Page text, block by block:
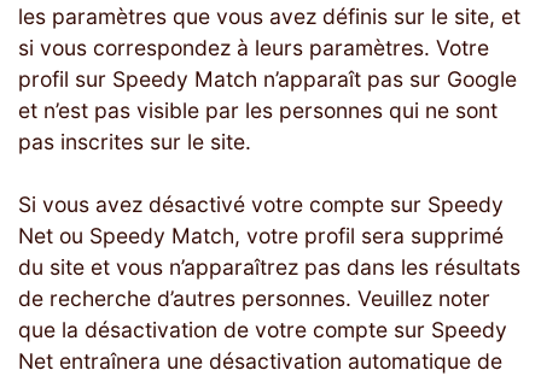
les paramètres que vous avez définis sur le site, et
si vous correspondez à leurs paramètres. Votre
profil sur Speedy Match n’apparaît pas sur Google
et n’est pas visible par les personnes qui ne sont
pas inscrites sur le site.
Si vous avez désactivé votre compte sur Speedy
Net ou Speedy Match, votre profil sera supprimé
du site et vous n’apparaîtrez pas dans les résultats
de recherche d’autres personnes. Veuillez noter
que la désactivation de votre compte sur Speedy
Net entraînera une désactivation automatique de